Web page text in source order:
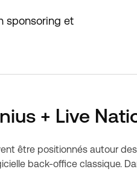
sponsoring et
+ Live
être positionnés autour
back-office classique.